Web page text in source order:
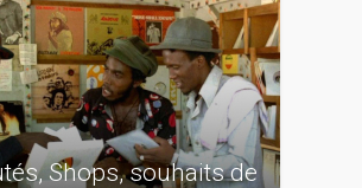
Shops, souhaits de